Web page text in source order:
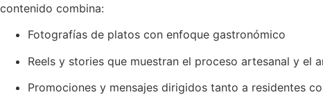
contenido combina:
Fotografías de platos con enfoque gastronómico
Reels y stories que muestran el proceso artesanal y el
Promociones y mensajes dirigidos tanto a residentes